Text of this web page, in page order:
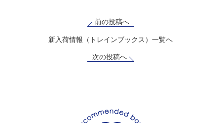
前の投稿へ
新入荷情報（トレインブックス）一覧へ
次の投稿へ